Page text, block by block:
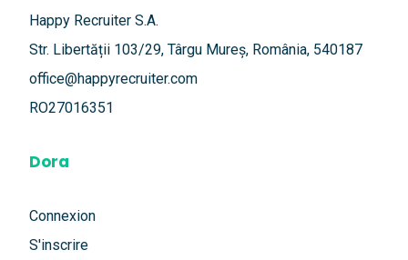
Happy Recruiter S.A.
Str. Libertății 103/29, Târgu Mureș, România, 540187
office@happyrecruiter.com
RO27016351
Dora
Connexion
S'inscrire